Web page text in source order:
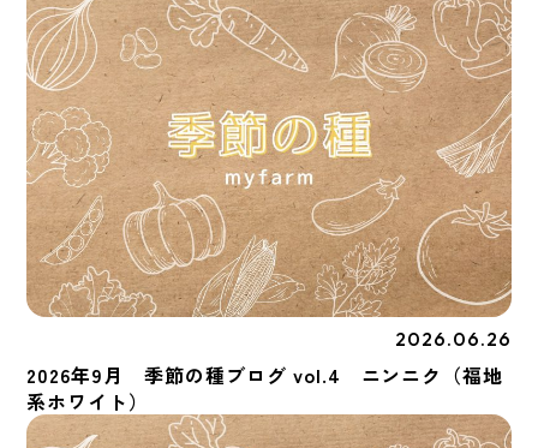
2026.06.26
2026年9月 季節の種ブログ vol.4 ニンニク（福地
系ホワイト）